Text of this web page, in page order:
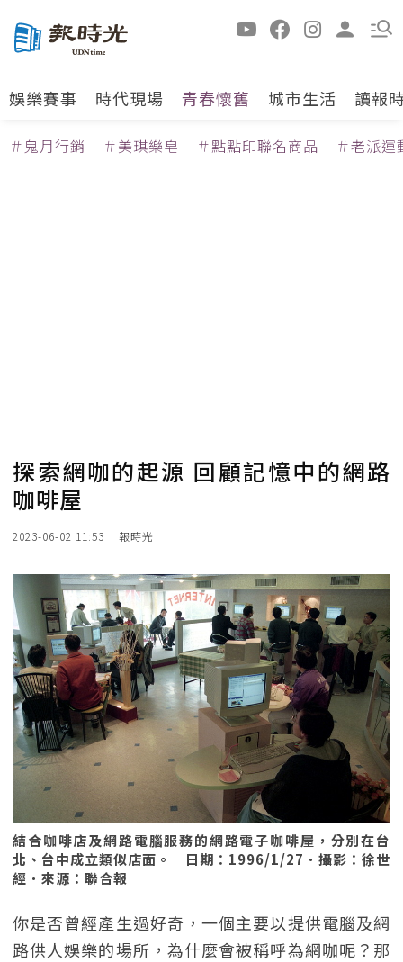
娛樂賽事 時代現場 青春懷舊 城市生活 讀報
＃鬼月行銷 ＃美琪樂皂 ＃點點印聯名商品 ＃老派運
探索網咖的起源 回顧記憶中的網路
咖啡屋
2023-06-02 11:53 報時光
結合咖啡店及網路電腦服務的網路電子咖啡屋，分別在台
北、台中成立類似店面。 日期：1996/1/27．攝影：徐世
經．來源：聯合報
你是否曾經產生過好奇，一個主要以提供電腦及網
路供人娛樂的場所，為什麼會被稱呼為網咖呢？那